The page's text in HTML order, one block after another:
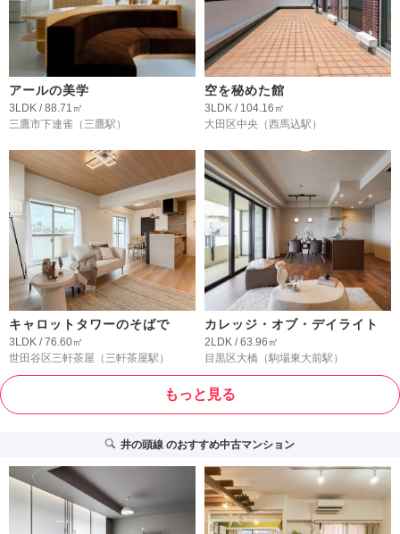
アールの美学
3LDK / 88.71㎡
三鷹市下連雀 （三鷹駅）
空を秘めた館
3LDK / 104.16㎡
大田区中央 （西馬込駅）
キャロットタワーのそばで
3LDK / 76.60㎡
世田谷区三軒茶屋 （三軒茶屋駅）
カレッジ・オブ・デイライト
2LDK / 63.96㎡
目黒区大橋 （駒場東大前駅）
もっと見る
井の頭線のおすすめ中古マンション